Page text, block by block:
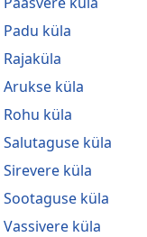
Padu küla
Arukse küla
Rohu küla
Salutaguse küla
Sirevere küla
Sootaguse küla
Vassivere küla